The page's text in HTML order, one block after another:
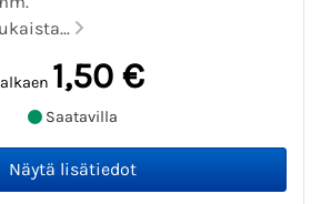
alkaen 1,50 €
Saatavilla